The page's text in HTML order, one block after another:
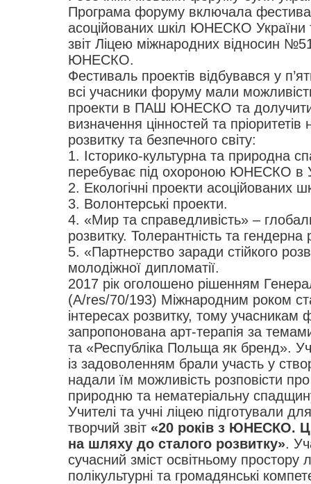
Програма форуму включала
асоційованих шкіл ЮНЕСКО України
звіт Ліцею міжнародних відносин
ЮНЕСКО.
Фестиваль проектів відбувався у
всі учасники форуму мали
проекти в ПАШ ЮНЕСКО та
визначення цінностей та
розвитку та безпечного світу:
1. Історико-культурна та природна
перебуває під охороною ЮНЕСКО в
2. Екологічні проекти
3. Волонтерські проекти.
4. «Мир та справедливість» –
розвитку. Толерантність та гендерна
5. «Партнерство заради стійкого
молодіжної дипломатії.
2017 рік оголошено рішенням
(A/res/70/193) Міжнародним роком
інтересах розвитку, тому учасникам
запропонована арт-терапія за
та «Республіка Польща як бренд».
із задоволенням брали участь у
надали їм можливість розповісти про
природню та нематеріальну
Учителі та учні ліцею підготували
творчий звіт «20 років з ЮНЕСКО.
на шляху до сталого розвитку».
сучасний зміст освітньому
полікультурні та громадянські